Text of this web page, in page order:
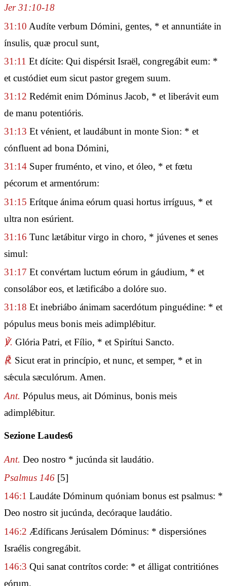
Jer 31:10-18
31:10 Audíte verbum Dómini, gentes, * et annuntiáte in
ínsulis, quæ procul sunt,
31:11 Et dícite: Qui dispérsit Israël, congregábit eum: *
et custódiet eum sicut pastor gregem suum.
31:12 Redémit enim Dóminus Jacob, * et liberávit eum
de manu potentióris.
31:13 Et vénient, et laudábunt in monte Sion: * et
cónfluent ad bona Dómini,
31:14 Super fruménto, et vino, et óleo, * et fœtu
pécorum et armentórum:
31:15 Erítque ánima eórum quasi hortus irríguus, * et
ultra non esúrient.
31:16 Tunc lætábitur virgo in choro, * júvenes et senes
simul:
31:17 Et convértam luctum eórum in gáudium, * et
consolábor eos, et lætificábo a dolóre suo.
31:18 Et inebriábo ánimam sacerdótum pinguédine: * et
pópulus meus bonis meis adimplébitur.
℣. Glória Patri, et Fílio, * et Spirítui Sancto.
℟. Sicut erat in princípio, et nunc, et semper, * et in
sǽcula sæculórum. Amen.
Ant. Pópulus meus, ait Dóminus, bonis meis
adimplébitur.
Sezione Laudes6
Ant. Deo nostro * jucúnda sit laudátio.
Psalmus 146 [5]
146:1 Laudáte Dóminum quóniam bonus est psalmus: *
Deo nostro sit jucúnda, decóraque laudátio.
146:2 Ædíficans Jerúsalem Dóminus: * dispersiónes
Israélis congregábit.
146:3 Qui sanat contrítos corde: * et álligat contritiónes
eórum.